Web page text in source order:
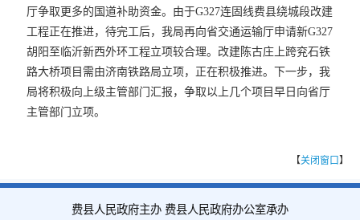
厅争取更多的国道补助资金。由于G327连固线费县绕城段改建
工程正在推进，待完工后，我局再向省交通运输厅申请新G327
胡阳至临沂新西外环工程立项较合理。改建陈古庄上跨兖石铁
路大桥项目需由济南铁路局立项，正在积极推进。下一步，我
局将积极向上级主管部门汇报，争取以上几个项目早日向省厅
主管部门立项。
【关闭窗口】
费县人民政府主办 费县人民政府办公室承办